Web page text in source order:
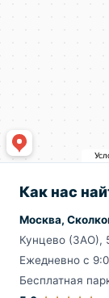
Как нас
Москва,
Кунцево (ЗАО),
Ежедневно с
Бесплатная